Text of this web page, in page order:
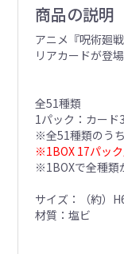
商品の説明
アニメ『呪術廻
リアカードが登場
全51種類
1パック：カード
※全51種類のう
※1BOX 17パック
※1BOXで全種類
サイズ：（約）
材質：塩ビ